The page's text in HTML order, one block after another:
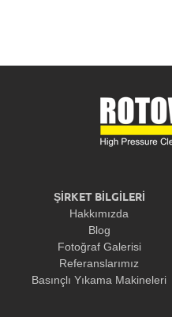
ŞİRKET BİLGİLERİ
Hakkımızda
Blog
Fotoğraf Galerisi
Referanslarımız
Basınçlı Yıkama Makineleri